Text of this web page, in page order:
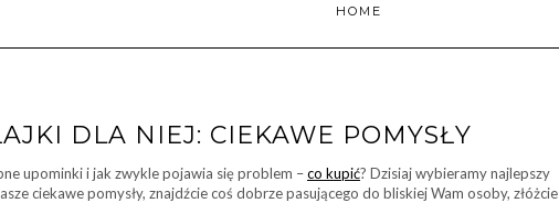
HOME
DLA NIEJ: CIEKAWE POMYSŁY
upominki i jak zwykle pojawia się problem –co kupić? Dzisiaj wybieramy najlepszy
ciekawe pomysły, znajdźcie coś dobrze pasującego do bliskiej Wam osoby, złóżcie